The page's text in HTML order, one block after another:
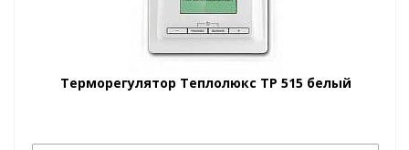
Терморегулятор Теплолюкс ТР 515 белый